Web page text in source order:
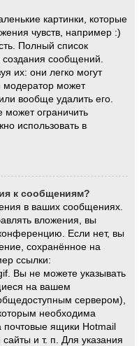
картинки, которые
чувств, например :)
Полный список
сообщений.
их: они легко могут
модератор может
вообще удалить его.
может ограничить
использовать в
к сообщениям?
в ваших сообщениях.
вложения, вы
Если нет, вы
сохранённое на
ссылки:
Вы не можете указывать
на вашем
сервером),
необходима
ящики Hotmail
и т. п. Для указания